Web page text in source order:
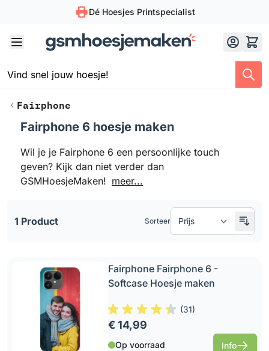
Dé Hoesjes Printspecialist
Fairphone
Doorgaan naar productlijst
Fairphone 6 hoesje maken
Wil je je Fairphone 6 een persoonlijke touch
geven? Kijk dan niet verder dan
GSMHoesjeMaken! meer...
1 Product Sorteer
Fairphone Fairphone 6 -
Softcase Hoesje maken
(31)
€ 14,99
Op voorraad Info